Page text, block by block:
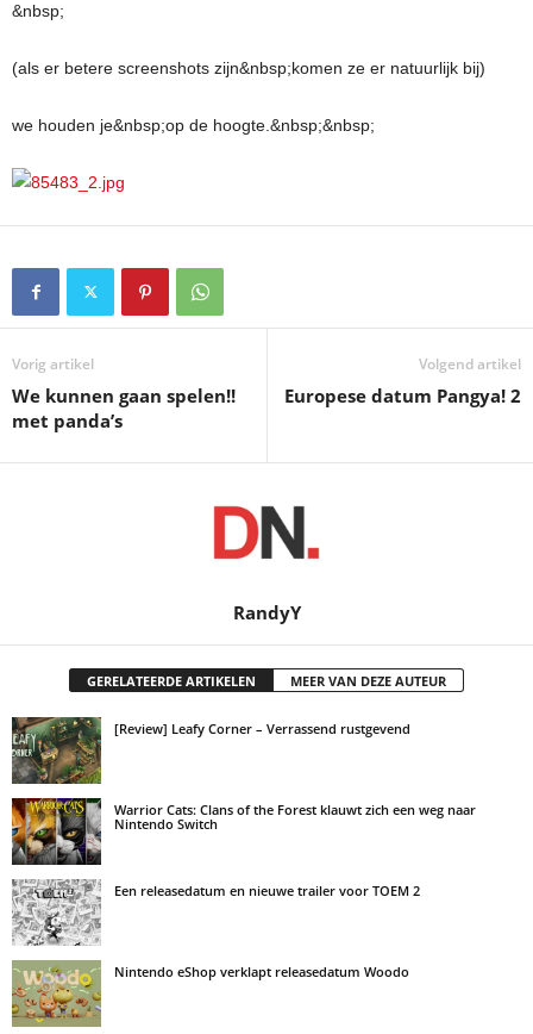
&nbsp;
(als er betere screenshots zijn&nbsp;komen ze er natuurlijk bij)
we houden je&nbsp;op de hoogte.&nbsp;&nbsp;
Vorig artikel
We kunnen gaan spelen!!
met panda’s
Volgend artikel
Europese datum Pangya! 2
RandyY
GERELATEERDE ARTIKELEN MEER VAN DEZE AUTEUR
[Review] Leafy Corner – Verrassend rustgevend
Warrior Cats: Clans of the Forest klauwt zich een weg naar
Nintendo Switch
Een releasedatum en nieuwe trailer voor TOEM 2
Nintendo eShop verklapt releasedatum Woodo